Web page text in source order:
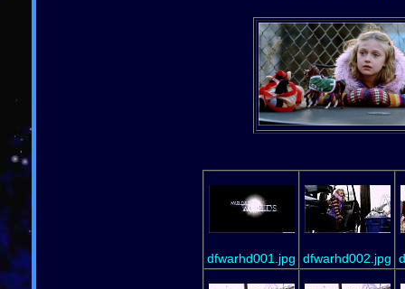
dfwarhd001.jpg dfwarhd002.jpg